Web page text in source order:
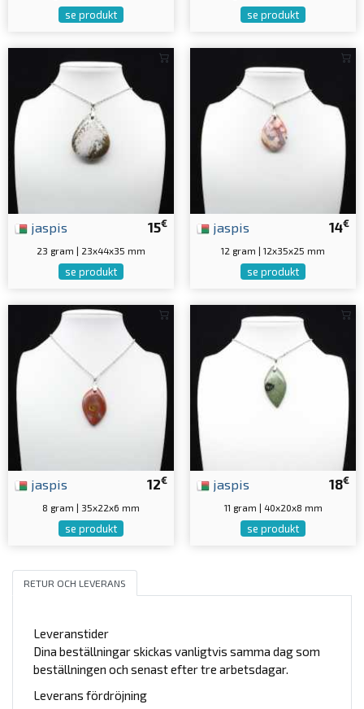
se produkt se produkt
15€
jaspis
23 gram | 23x44x35 mm
se produkt
14€
jaspis
12 gram | 12x35x25 mm
se produkt
12€
jaspis
8 gram | 35x22x6 mm
se produkt
18€
jaspis
11 gram | 40x20x8 mm
se produkt
RETUR OCH LEVERANS
Leveranstider
Dina beställningar skickas vanligtvis samma dag som
beställningen och senast efter tre arbetsdagar.
Leverans fördröjning